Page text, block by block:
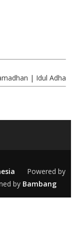
| Idul Adha
Powered by
byBambang